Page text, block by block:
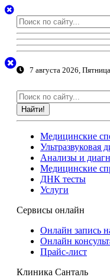
7 августа 2026, Пятница
Найти!
Медицинские
Ультразвуковая
Анализы и
Медицинские
ДНК тесты
Услуги
Сервисы онлайн
Онлайн запись
Онлайн
Прайс-лист
Клиника Санталь